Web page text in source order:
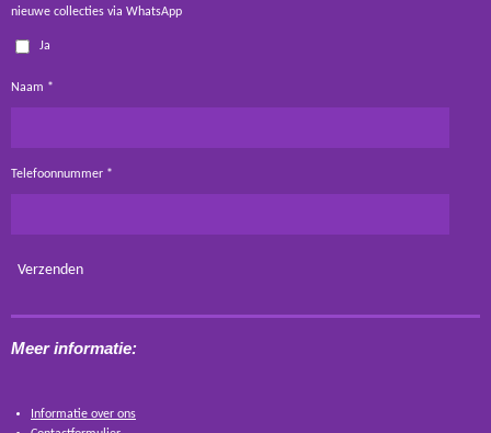
nieuwe collecties via WhatsApp
Ja
Naam *
Telefoonnummer *
Verzenden
Meer informatie:
Informatie over ons